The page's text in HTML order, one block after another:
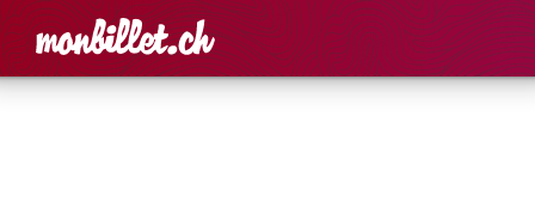
Accueil Rechercher un
Panier